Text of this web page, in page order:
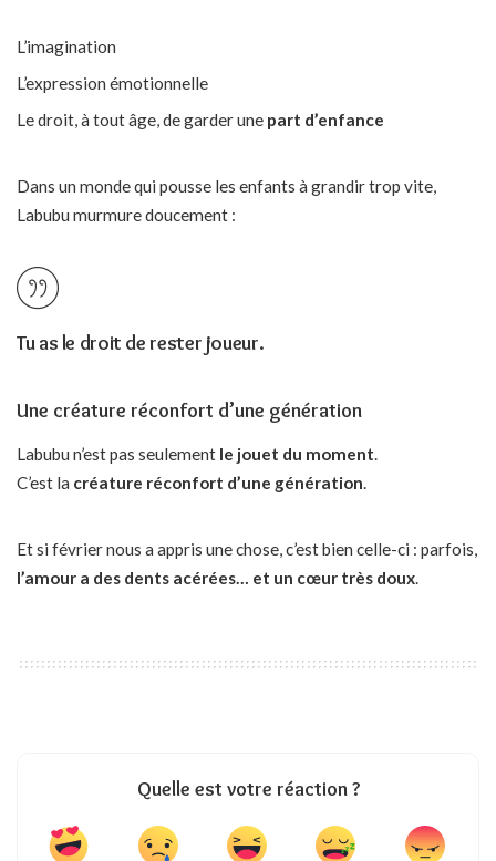
L’imagination
L’expression émotionnelle
Le droit, à tout âge, de garder une part d’enfance
Dans un monde qui pousse les enfants à grandir trop vite,
Labubu murmure doucement :
Tu as le droit de rester joueur.
Une créature réconfort d’une génération
Labubu n’est pas seulement le jouet du moment.
C’est la créature réconfort d’une génération.
Et si février nous a appris une chose, c’est bien celle-ci : parfois,
l’amour a des dents acérées… et un cœur très doux.
Quelle est votre réaction ?